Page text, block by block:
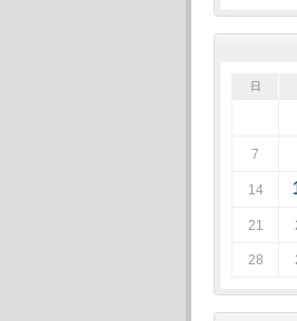
日
7
14
21
28